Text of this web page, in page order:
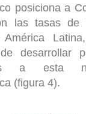
posiciona a
las tasas de
desarrollar
a esta
(figura 4).